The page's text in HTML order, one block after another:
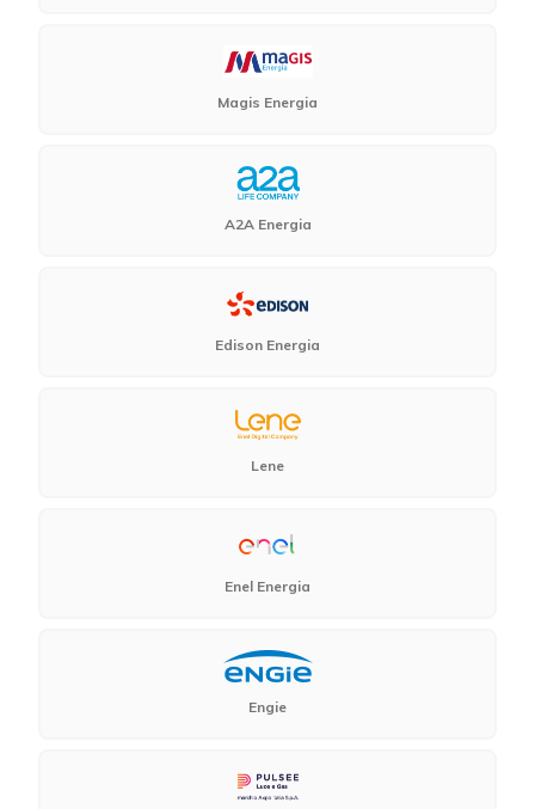
Magis Energia
A2A Energia
Edison Energia
Lene
Enel Energia
Engie